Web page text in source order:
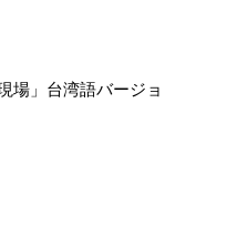
場」台湾語バージョ